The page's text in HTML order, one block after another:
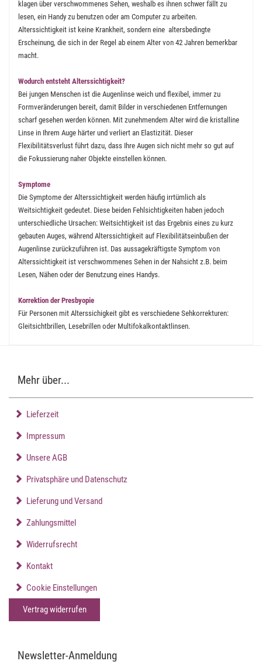
klagen über verschwommenes Sehen, weshalb es ihnen schwer fällt zu
lesen, ein Handy zu benutzen oder am Computer zu arbeiten.
Alterssichtigkeit ist keine Krankheit, sondern eine altersbedingte
Erscheinung, die sich in der Regel ab einem Alter von 42 Jahren bemerkbar
macht.
Wodurch entsteht Alterssichtigkeit?
Bei jungen Menschen ist die Augenlinse weich und flexibel, immer zu
Formveränderungen bereit, damit Bilder in verschiedenen Entfernungen
scharf gesehen werden können. Mit zunehmendem Alter wird die kristalline
Linse in Ihrem Auge härter und verliert an Elastizität. Dieser
Flexibilitätsverlust führt dazu, dass Ihre Augen sich nicht mehr so gut auf
die Fokussierung naher Objekte einstellen können.
Symptome
Die Symptome der Alterssichtigkeit werden häufig irrtümlich als
Weitsichtigkeit gedeutet. Diese beiden Fehlsichtigkeiten haben jedoch
unterschiedliche Ursachen: Weitsichtigkeit ist das Ergebnis eines zu kurz
gebauten Auges, während Alterssichtigkeit auf Flexibilitätseinbußen der
Augenlinse zurückzuführen ist. Das aussagekräftigste Symptom von
Alterssichtigkeit ist verschwommenes Sehen in der Nahsicht z.B. beim
Lesen, Nähen oder der Benutzung eines Handys.
Korrektion der Presbyopie
Für Personen mit Alterssichigkeit gibt es verschiedene Sehkorrekturen:
Gleitsichtbrillen, Lesebrillen oder Multifokalkontaktlinsen.
Mehr über...
Lieferzeit
Impressum
Unsere AGB
Privatsphäre und Datenschutz
Lieferung und Versand
Zahlungsmittel
Widerrufsrecht
Kontakt
Cookie Einstellungen
Vertrag widerrufen
Newsletter-Anmeldung